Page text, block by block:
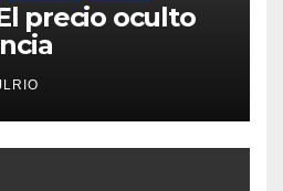
precio oculto